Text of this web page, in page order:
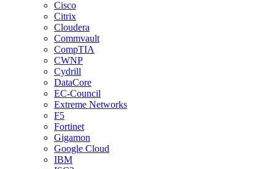
Cisco
Citrix
Cloudera
Commvault
CompTIA
CWNP
Cydrill
DataCore
EC-Council
Extreme Networks
F5
Fortinet
Gigamon
Google Cloud
IBM